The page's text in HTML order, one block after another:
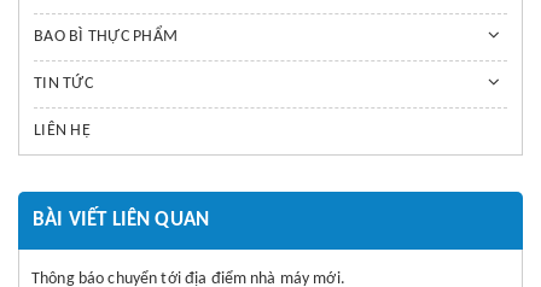
BAO BÌ THỰC PHẨM
TIN TỨC
LIÊN HỆ
BÀI VIẾT LIÊN QUAN
Thông báo chuyển tới địa điểm nhà máy mới.